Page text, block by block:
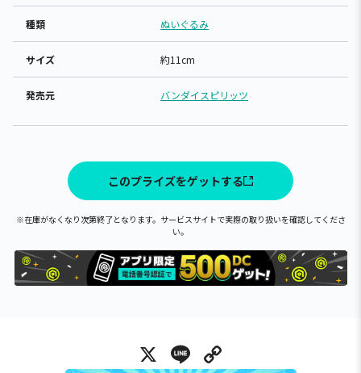
種類 ぬいぐるみ
サイズ 約11cm
発売元 バンダイスピリッツ
このプライズをゲットする
※在庫がなくなり次第終了となります。サービスサイトで実際の取り扱いを確認してくださ
い。
X Line